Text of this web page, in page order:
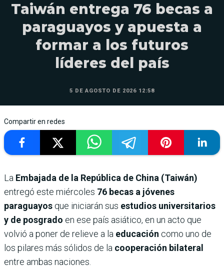
Taiwán entrega 76 becas a
paraguayos y apuesta a
formar a los futuros
líderes del país
5 DE AGOSTO DE 2026 12:58
Compartir en redes
La Embajada de la República de China (Taiwán)
entregó este miércoles 76 becas a jóvenes
paraguayos que iniciarán sus estudios universitarios
y de posgrado en ese país asiático, en un acto que
volvió a poner de relieve a la educación como uno de
los pilares más sólidos de la cooperación bilateral
entre ambas naciones.